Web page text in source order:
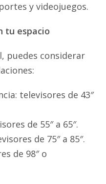
y videojuegos.
tu espacio
puedes considerar
televisores de 43″
de 55″ a 65″.
de 75″ a 85″.
de 98″ o